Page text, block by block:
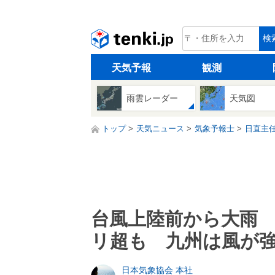
tenki.jp 検
天気予報 観測
雨雲レーダー 天気図
トップ 天気ニュース 気象予報士 日直主
台風上陸前から大雨
リ超も 九州は風が
日本気象協会 本社